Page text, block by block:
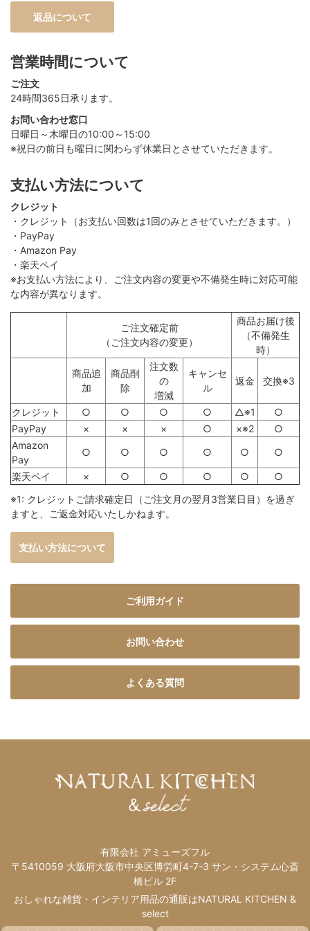
返品について
営業時間について
ご注文
24時間365日承ります。
お問い合わせ窓口
日曜日～木曜日の10:00～15:00
※祝日の前日も曜日に関わらず休業日とさせていただきます。
支払い方法について
クレジット
・クレジット（お支払い回数は1回のみとさせていただきます。）
・PayPay
・Amazon Pay
・楽天ペイ
※お支払い方法により、ご注文内容の変更や不備発生時に対応可能
な内容が異なります。
ご注文確定前
（ご注文内容の変更）
商品お届け後
（不備発生
時）
商品追
加
商品削
除
注文数
の
増減
キャンセ
ル
返金 交換※3
クレジット ○ ○ ○ ○ △※1
○
PayPay
× × × ○ ×※2
○
Amazon
Pay
○ ○ ○ ○ ○ ○
楽天ペイ × ○ ○ ○ ○
○
※1: クレジットご請求確定日（ご注文月の翌月3営業日目）を過ぎ
ますと、ご返金対応いたしかねます。
支払い方法について
ご利用ガイド
お問い合わせ
よくある質問
有限会社 アミューズフル
〒5410059 大阪府大阪市中央区博労町4-7-3 サン・システム心斎
橋ビル 2F
おしゃれな雑貨・インテリア用品の通販はNATURAL KITCHEN &
select